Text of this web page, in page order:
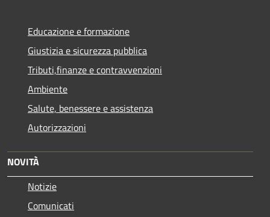
Educazione e formazione
Giustizia e sicurezza pubblica
Tributi,finanze e contravvenzioni
Ambiente
Salute, benessere e assistenza
Autorizzazioni
NOVITÀ
Notizie
Comunicati